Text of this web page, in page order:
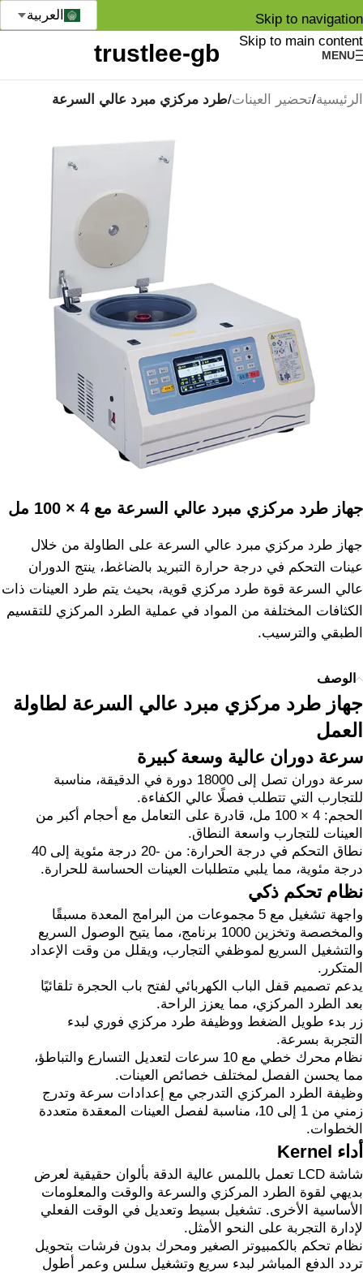
Skip to navigation
Skip to main content
MENU
العربية
الرئيسية تحضير العينات طرد مركزي مبرد عالي السرعة
جهاز طرد مركزي مبرد عالي السرعة مع 4 × 100 مل
جهاز طرد مركزي مبرد عالي السرعة على الطاولة من خلال
عينات التحكم في درجة حرارة التبريد بالضاغط، ينتج الدوران
عالي السرعة قوة طرد مركزي قوية، بحيث يتم طرد العينات ذات
الكثافات المختلفة من المواد في عملية الطرد المركزي للتقسيم
الطبقي والترسيب.
الوصف
جهاز طرد مركزي مبرد عالي السرعة لطاولة
العمل
سرعة دوران عالية وسعة كبيرة
سرعة دوران تصل إلى 18000 دورة في الدقيقة، مناسبة
للتجارب التي تتطلب فصلًا عالي الكفاءة.
الحجم: 4 × 100 مل، قادرة على التعامل مع أحجام أكبر من
العينات للتجارب واسعة النطاق.
نطاق التحكم في درجة الحرارة: من -20 درجة مئوية إلى 40
درجة مئوية، مما يلبي متطلبات العينات الحساسة للحرارة.
نظام تحكم ذكي
واجهة تشغيل مع 5 مجموعات من البرامج المعدة مسبقًا
والمخصصة وتخزين 1000 برنامج، مما يتيح الوصول السريع
والتشغيل السريع لموظفي التجارب، ويقلل من وقت الإعداد
المتكرر.
يدعم تصميم قفل الباب الكهربائي لفتح باب الحجرة تلقائيًا
بعد الطرد المركزي، مما يعزز الراحة.
زر بدء طويل الضغط ووظيفة طرد مركزي فوري لبدء
التجربة بسرعة.
نظام محرك خطي مع 10 سرعات لتعديل التسارع والتباطؤ،
مما يحسن الفصل لمختلف خصائص العينات.
وظيفة الطرد المركزي التدرجي مع إعدادات سرعة وتدرج
زمني من 1 إلى 10، مناسبة لفصل العينات المعقدة متعددة
الخطوات.
أداء Kernel
شاشة LCD تعمل باللمس عالية الدقة بألوان حقيقية لعرض
بديهي لقوة الطرد المركزي والسرعة والوقت والمعلومات
الأساسية الأخرى. تشغيل بسيط وتعديل في الوقت الفعلي
لإدارة التجربة على النحو الأمثل.
نظام تحكم بالكمبيوتر الصغير ومحرك بدون فرشات بتحويل
تردد الدفع المباشر لبدء سريع وتشغيل سلس وعمر أطول